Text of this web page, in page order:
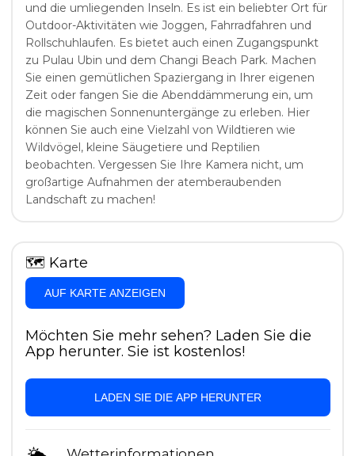
und die umliegenden Inseln. Es ist ein beliebter Ort für
Outdoor-Aktivitäten wie Joggen, Fahrradfahren und
Rollschuhlaufen. Es bietet auch einen Zugangspunkt
zu Pulau Ubin und dem Changi Beach Park. Machen
Sie einen gemütlichen Spaziergang in Ihrer eigenen
Zeit oder fangen Sie die Abenddämmerung ein, um
die magischen Sonnenuntergänge zu erleben. Hier
können Sie auch eine Vielzahl von Wildtieren wie
Wildvögel, kleine Säugetiere und Reptilien
beobachten. Vergessen Sie Ihre Kamera nicht, um
großartige Aufnahmen der atemberaubenden
Landschaft zu machen!
🗺 Karte
AUF KARTE ANZEIGEN
Möchten Sie mehr sehen? Laden Sie die
App herunter. Sie ist kostenlos!
LADEN SIE DIE APP HERUNTER